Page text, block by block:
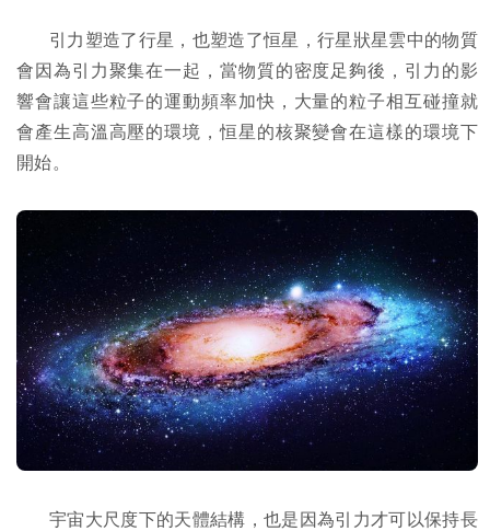
引力塑造了行星，也塑造了恒星，行星狀星雲中的物質
會因為引力聚集在一起，當物質的密度足夠後，引力的影
響會讓這些粒子的運動頻率加快，大量的粒子相互碰撞就
會產生高溫高壓的環境，恒星的核聚變會在這樣的環境下
開始。
宇宙大尺度下的天體結構，也是因為引力才可以保持長